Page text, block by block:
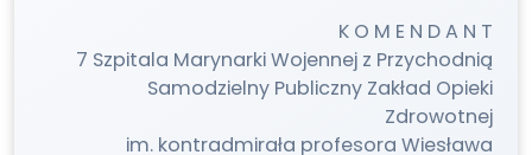
K O M E N D A N T
7 Szpitala Marynarki Wojennej z Przychodnią
Samodzielny Publiczny Zakład Opieki
Zdrowotnej
im. kontradmirała profesora Wiesława